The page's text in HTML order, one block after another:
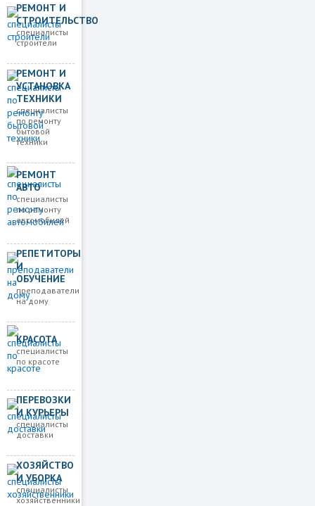
РЕМОНТ И
СТРОИТЕЛЬСТВО
специалисты
строители
РЕМОНТ И
УСТАНОВКА
ТЕХНИКИ
специалисты
по ремонту
бытовой
техники
РЕМОНТ
АВТО
специалисты
по ремонту
автомобилей
РЕПЕТИТОРЫ
И
ОБУЧЕНИЕ
преподаватели
на дому
КРАСОТА
специалисты
по красоте
ПЕРЕВОЗКИ
И КУРЬЕРЫ
специалисты
доставки
ХОЗЯЙСТВО
И УБОРКА
специалисты
хозяйственники